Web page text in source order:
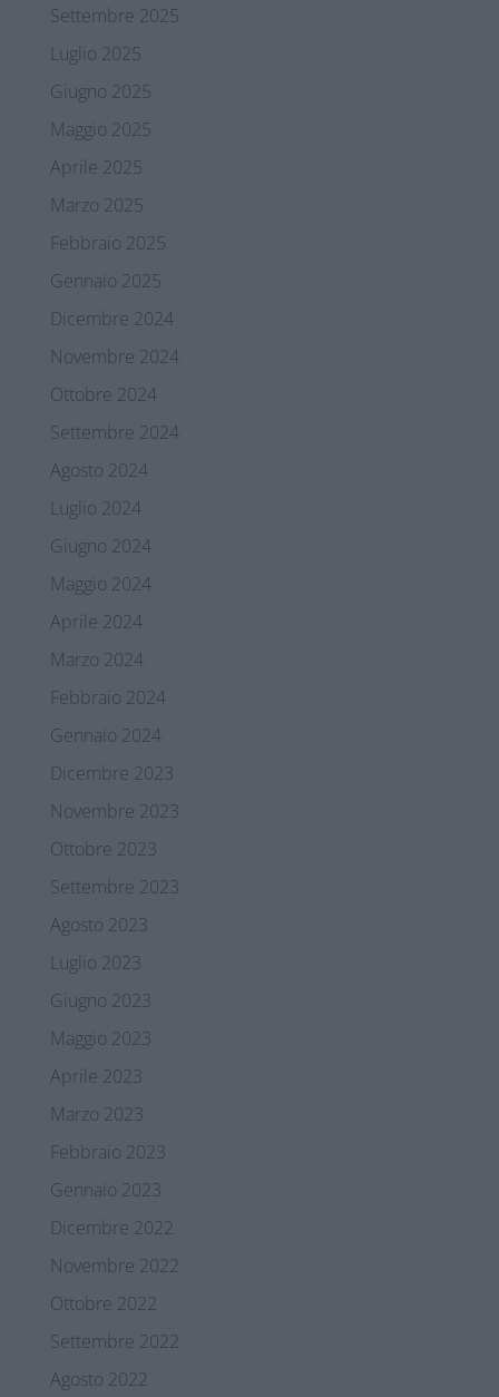
Settembre 2025
Luglio 2025
Giugno 2025
Maggio 2025
Aprile 2025
Marzo 2025
Febbraio 2025
Gennaio 2025
Dicembre 2024
Novembre 2024
Ottobre 2024
Settembre 2024
Agosto 2024
Luglio 2024
Giugno 2024
Maggio 2024
Aprile 2024
Marzo 2024
Febbraio 2024
Gennaio 2024
Dicembre 2023
Novembre 2023
Ottobre 2023
Settembre 2023
Agosto 2023
Luglio 2023
Giugno 2023
Maggio 2023
Aprile 2023
Marzo 2023
Febbraio 2023
Gennaio 2023
Dicembre 2022
Novembre 2022
Ottobre 2022
Settembre 2022
Agosto 2022